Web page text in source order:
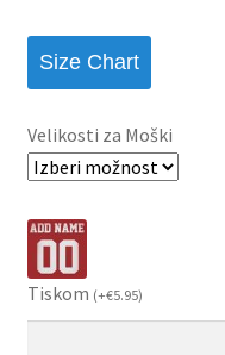
Size Chart
Velikosti za Moški
Tiskom (+€5.95)